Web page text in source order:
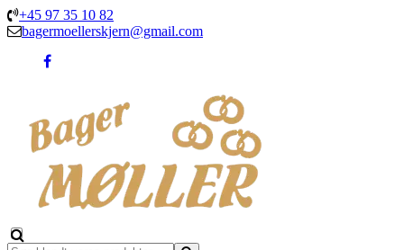
+45 97 35 10 82
bagermoellerskjern@gmail.com